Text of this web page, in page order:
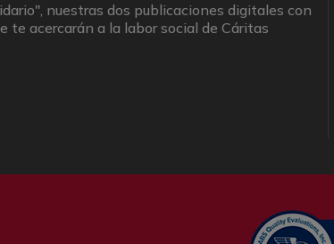
nuestras dos publicaciones digitales con
te acercarán a la labor social de Cáritas